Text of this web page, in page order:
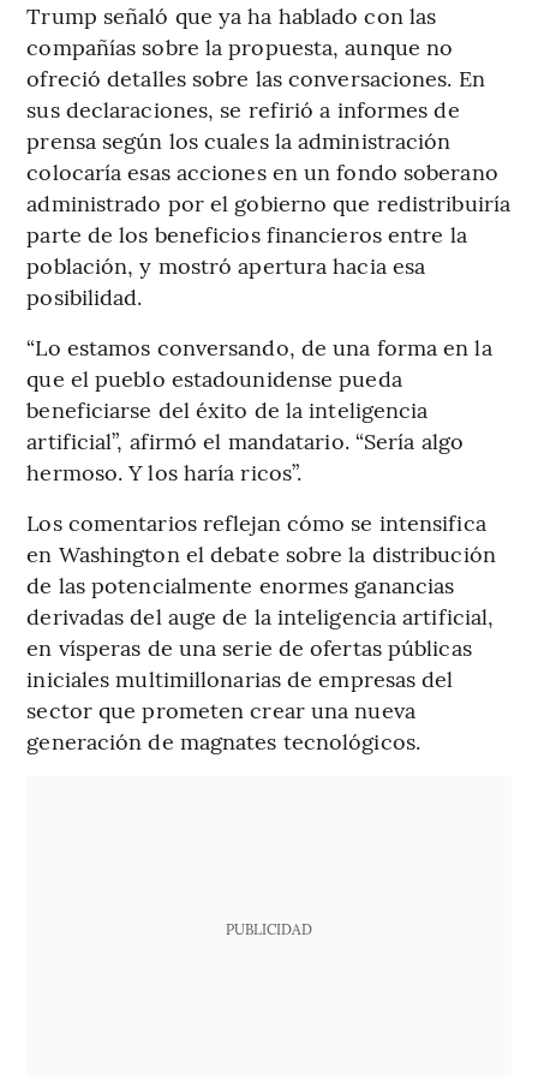
Trump señaló que ya ha hablado con las
compañías sobre la propuesta, aunque no
ofreció detalles sobre las conversaciones. En
sus declaraciones, se refirió a informes de
prensa según los cuales la administración
colocaría esas acciones en un fondo soberano
administrado por el gobierno que redistribuiría
parte de los beneficios financieros entre la
población, y mostró apertura hacia esa
posibilidad.
“Lo estamos conversando, de una forma en la
que el pueblo estadounidense pueda
beneficiarse del éxito de la inteligencia
artificial”, afirmó el mandatario. “Sería algo
hermoso. Y los haría ricos”.
Los comentarios reflejan cómo se intensifica
en Washington el debate sobre la distribución
de las potencialmente enormes ganancias
derivadas del auge de la inteligencia artificial,
en vísperas de una serie de ofertas públicas
iniciales multimillonarias de empresas del
sector que prometen crear una nueva
generación de magnates tecnológicos.
PUBLICIDAD